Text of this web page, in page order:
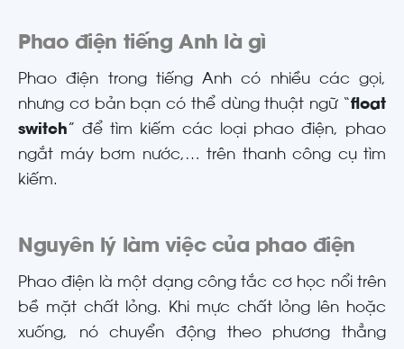
Phao điện tiếng Anh là gì
Phao điện trong tiếng Anh có nhiều các gọi,
nhưng cơ bản bạn có thể dùng thuật ngữ “ float
switch ” để tìm kiếm các loại phao điện, phao
ngắt máy bơm nước,… trên thanh công cụ tìm
kiếm.
Nguyên lý làm việc của phao điện
Phao điện là một dạng công tắc cơ học nổi trên
bề mặt chất lỏng. Khi mực chất lỏng lên hoặc
xuống, nó chuyển động theo phương thẳng